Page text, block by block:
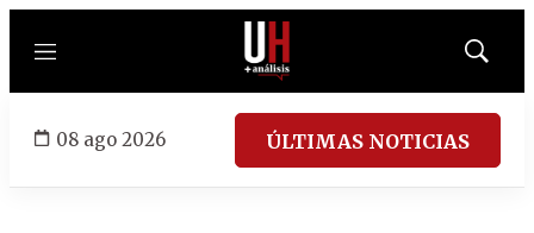
Menú
Mostrar
08 ago 2026 ÚLTIMAS NOTICIAS